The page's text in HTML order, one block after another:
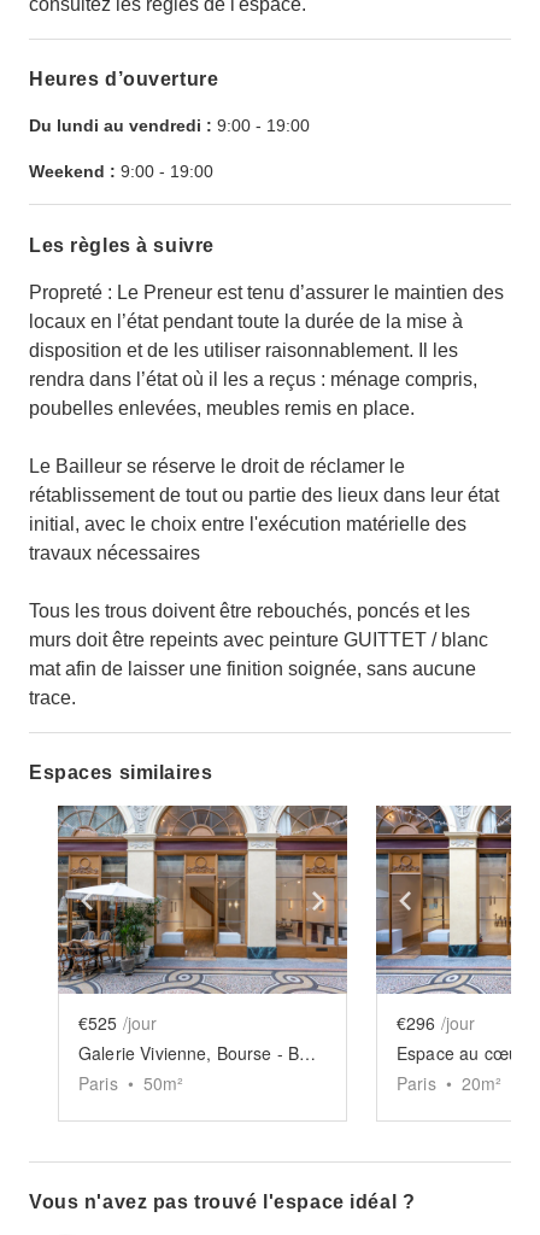
consultez les règles de l'espace.
Heures d’ouverture
Du lundi au vendredi : 9:00 - 19:00
Weekend : 9:00 - 19:00
Les règles à suivre
Propreté : Le Preneur est tenu d’assurer le maintien des
locaux en l’état pendant toute la durée de la mise à
disposition et de les utiliser raisonnablement. Il les
rendra dans l’état où il les a reçus : ménage compris,
poubelles enlevées, meubles remis en place.
Le Bailleur se réserve le droit de réclamer le
rétablissement de tout ou partie des lieux dans leur état
initial, avec le choix entre l'exécution matérielle des
travaux nécessaires
Tous les trous doivent être rebouchés, poncés et les
murs doit être repeints avec peinture GUITTET / blanc
mat afin de laisser une finition soignée, sans aucune
trace.
Espaces similaires
Show previous slide Show next slide
€525 /jour
Galerie Vivienne, Bourse - Boutique Vivienne
Paris • 50m²
Show
€296 /jour
Paris • 20m²
Vous n'avez pas trouvé l'espace idéal ?